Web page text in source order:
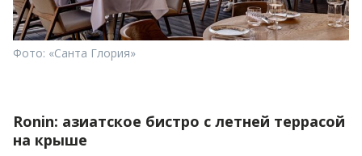
Фото: «Санта Глория»
Ronin: азиатское бистро с летней террасой
на крыше